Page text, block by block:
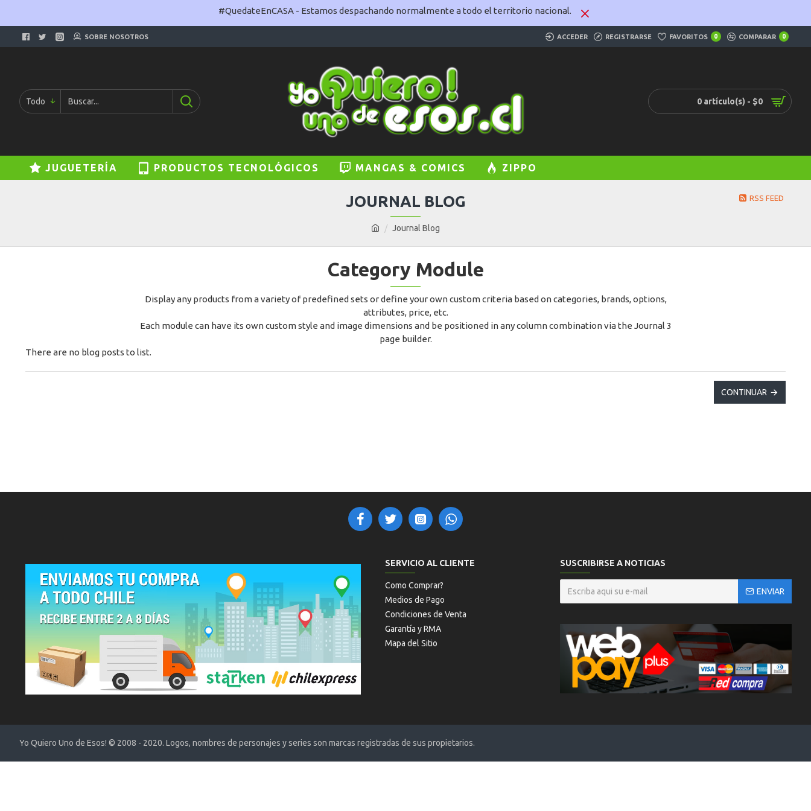
#QuedateEnCASA - Estamos despachando normalmente a todo el territorio nacional.
SOBRE NOSOTROS ACCEDER REGISTRARSE FAVORITOS 0 COMPARAR 0
Todo 0 artículo(s) - $0
JUGUETERÍA PRODUCTOS TECNOLÓGICOS MANGAS & COMICS ZIPPO
Journal Blog
JOURNAL BLOG RSS FEED
Category Module
Display any products from a variety of predefined sets or define your own custom criteria based on categories, brands, options,
attributes, price, etc.
Each module can have its own custom style and image dimensions and be positioned in any column combination via the Journal 3
page builder.
There are no blog posts to list.
CONTINUAR
SERVICIO AL CLIENTE
Como Comprar?
Medios de Pago
Condiciones de Venta
Garantía y RMA
Mapa del Sitio
SUSCRIBIRSE A NOTICIAS
ENVIAR
Yo Quiero Uno de Esos! © 2008 - 2020. Logos, nombres de personajes y series son marcas registradas de sus propietarios.